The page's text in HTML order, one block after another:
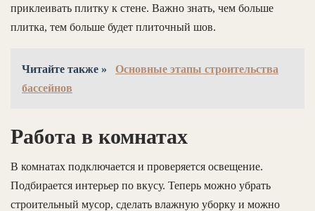
приклеивать плитку к стене. Важно знать, чем больше
плитка, тем больше будет плиточный шов.
Читайте также »
Основные этапы строительства
бассейнов
Работа в комнатах
В комнатах подключается и проверяется освещение.
Подбирается интерьер по вкусу. Теперь можно убрать
строительный мусор, сделать влажную уборку и можно